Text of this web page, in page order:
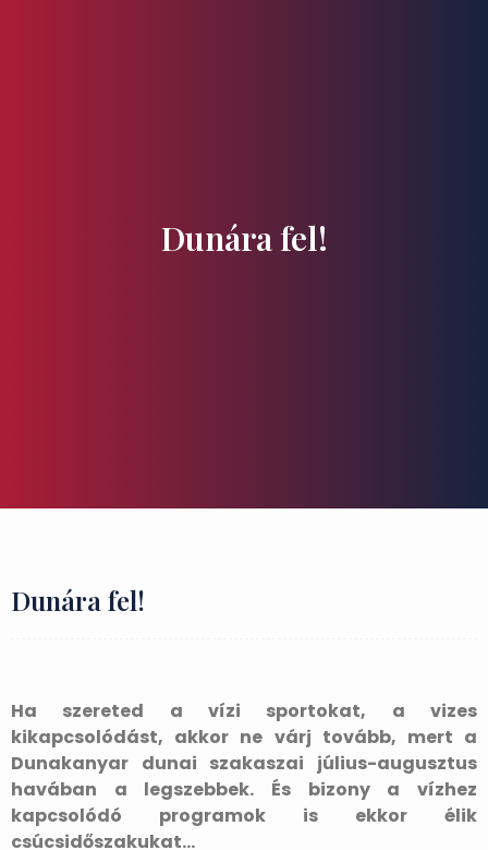
Dunára fel!
Dunára fel!
Ha szereted a vízi sportokat, a vizes
kikapcsolódást, akkor ne várj tovább, mert a
Dunakanyar dunai szakaszai július-augusztus
havában a legszebbek. És bizony a vízhez
kapcsolódó programok is ekkor élik
csúcsidőszakukat…